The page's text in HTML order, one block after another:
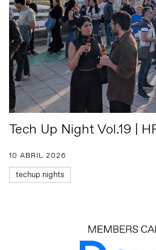
Tech Up Night Vol.19 |
10 ABRIL 2026
techup nights